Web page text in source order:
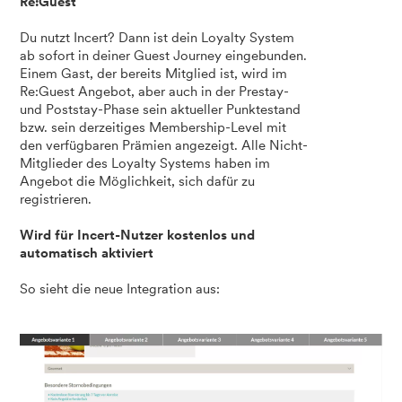
Du nutzt Incert? Dann ist dein Loyalty System
ab sofort in deiner Guest Journey eingebunden.
Einem Gast, der bereits Mitglied ist, wird im
Re:Guest Angebot, aber auch in der Prestay-
und Poststay-Phase sein aktueller Punktestand
bzw. sein derzeitiges Membership-Level mit
den verfügbaren Prämien angezeigt. Alle Nicht-
Mitglieder des Loyalty Systems haben im
Angebot die Möglichkeit, sich dafür zu
registrieren.
Wird für Incert-Nutzer kostenlos und
automatisch aktiviert
So sieht die neue Integration aus: